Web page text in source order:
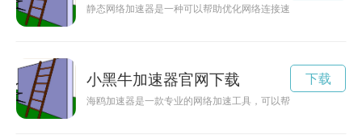
静态网络加速器是一种可以帮助优化网络连接速度的工具，通
小黑牛加速器官网下载
海鸥加速器是一款专业的网络加速工具，可以帮助用户在网络
下载